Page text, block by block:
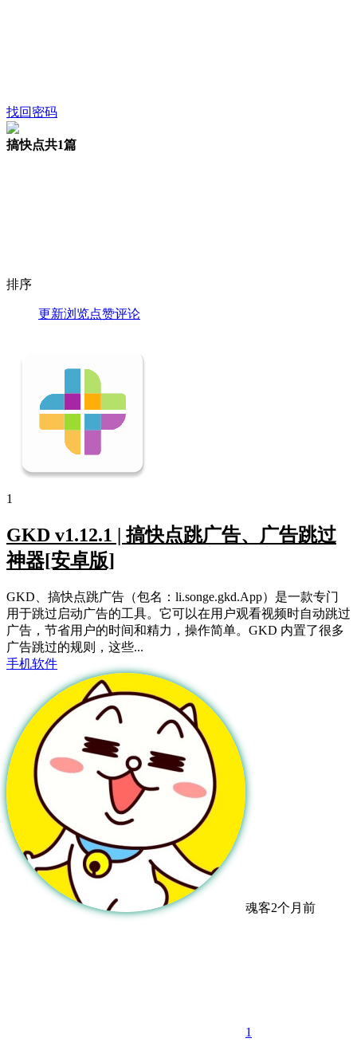
找回密码
搞快点共1篇
排序
更新浏览点赞评论
1
GKD v1.12.1 | 搞快点跳广告、广告跳过
神器[安卓版]
GKD、搞快点跳广告（包名：li.songe.gkd.App）是一款专门
用于跳过启动广告的工具。它可以在用户观看视频时自动跳过
广告，节省用户的时间和精力，操作简单。GKD 内置了很多
广告跳过的规则，这些...
手机软件
魂客2个月前
1